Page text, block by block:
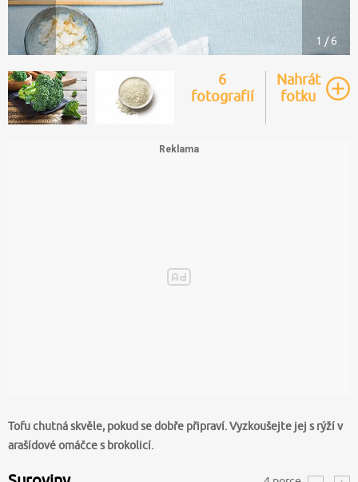
1 / 6
6
fotografií
Nahrát
fotku
Tofu chutná skvěle, pokud se dobře připraví. Vyzkoušejte jej s rýží v
arašídové omáčce s brokolicí.